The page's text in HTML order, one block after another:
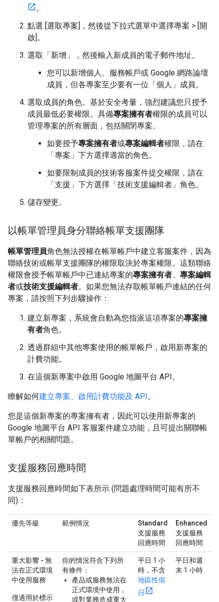
。
點選 [選取專案] ，然後從下拉式選單中選擇專案 > [開
啟] 。
選取「新增」
，然後輸入新成員的電子郵件地址。
您可以新增個人、服務帳戶或 Google 網路論壇
成員，但各專案至少要有一位「個人」成員。
選取成員的角色。基於安全考量，強烈建議您只授予
成員最低必要權限。具備專案擁有者權限的成員可以
管理專案的所有層面，包括關閉專案。
如要授予專案擁有者或專案編輯者權限，請在
「專案」 下方選擇適當的角色。
如要限制成員的技術客服案件提交權限，請在
「支援」 下方選擇「技術支援編輯者」 角色。
儲存變更。
以帳單管理員身分聯絡帳單支援團隊
帳單管理員角色無法授權在帳單帳戶中建立客服案件，因為
聯絡技術或帳單支援團隊的權限取決於專案權限。這類聯絡
權限會授予帳單帳戶中已連結專案的專案擁有者
專案編輯
者或技術支援編輯者。如果您無法存取帳單帳戶連結的任何
專案，請按照下列步驟操作：
建立新專案，系統會自動為您指派這項專案的專案擁
有者角色。
透過群組中其他專案使用的帳單帳戶，啟用新專案的
計費功能。
在這個新專案中啟用 Google 地圖平台 API。
瞭解如何建立專案、啟用計費功能及 API。
您是這個新專案的專案擁有者，因此可以使用新專案的
Google 地圖平台 API 客服案件建立功能，且可提出關聯帳
單帳戶的相關問題。
支援服務回應時間
支援服務回應時間如下表所示 (問題處理時間可能有所不
同)：
優先等級 範例情況
Standard
支援服務
回應時間
Enhanced
支援服務
回應時間
重大影響 - 無
法在正式環境
中使用服務
僅適用於標示
你的情況符合下列所
有條件：
產品或服務無法在
正式環境中使用，
或對業務造成重大
平日 1 小
時，不含
地區性假
日
平日和週
末 1 小時